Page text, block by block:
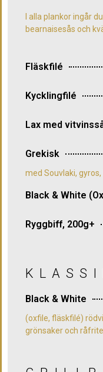
I alla plankor ingår
bearnaisesås och
Fläskfilé
Kycklingfilé
Lax med
Grekisk
med Souvlaki,
Black & White
Ryggbiff, 200g+
Black & White
(oxfile, fläskfilé)
grönsaker och